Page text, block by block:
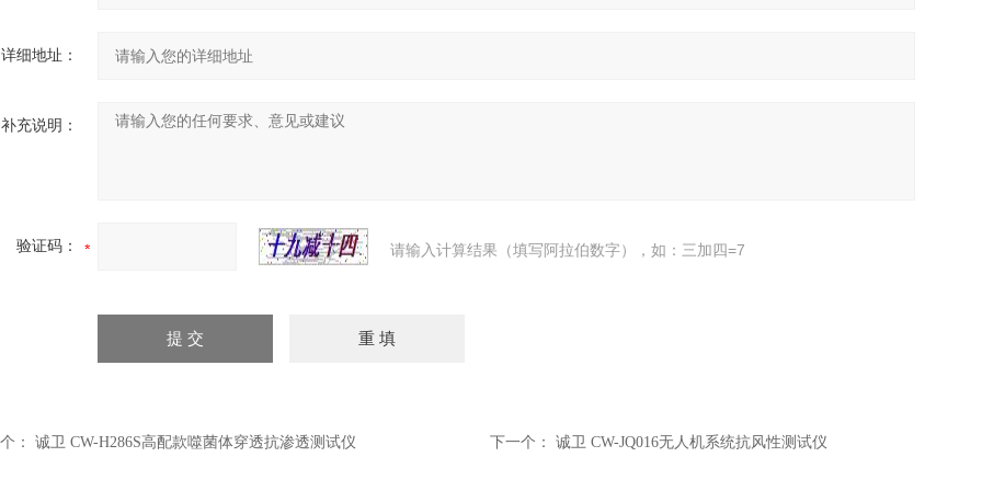
详细地址：
补充说明：
验证码： 请输入计算结果（填写阿拉伯数字），如：三加四=7
： 诚卫 CW-H286S高配款噬菌体穿透抗渗透测试仪 下一个： 诚卫 CW-JQ016无人机系统抗风性测试仪